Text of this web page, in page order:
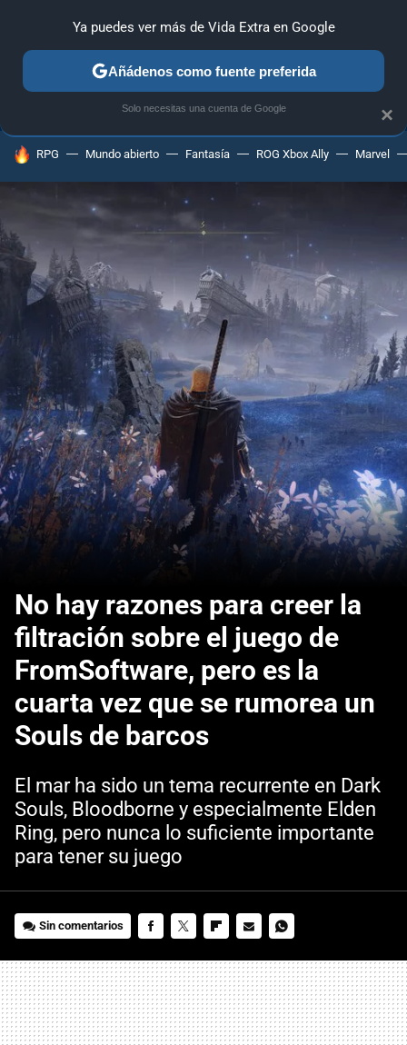
ANÁLISIS GUÍAS Y TRUCOS PC SONY NINTENDO
HOY SE HABLA DE
RPG Mundo abierto Fantasía ROG Xbox Ally Marvel
No hay razones para creer la
filtración sobre el juego de
FromSoftware, pero es la
cuarta vez que se rumorea un
Souls de barcos
El mar ha sido un tema recurrente en Dark
Souls, Bloodborne y especialmente Elden
Ring, pero nunca lo suficiente importante
para tener su juego
Sin comentarios
MAIL
×
Ya puedes ver más de Vida Extra en Google
Añádenos como fuente preferida
Solo necesitas una cuenta de Google